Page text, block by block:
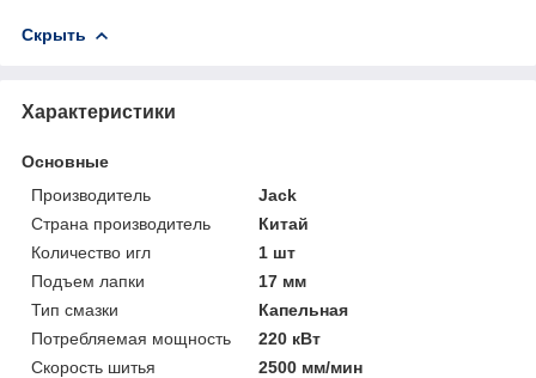
Скрыть
Характеристики
Основные
Производитель
Jack
Страна производитель
Китай
Количество игл
1 шт
Подъем лапки
17 мм
Тип смазки
Капельная
Потребляемая мощность
220 кВт
Скорость шитья
2500 мм/мин